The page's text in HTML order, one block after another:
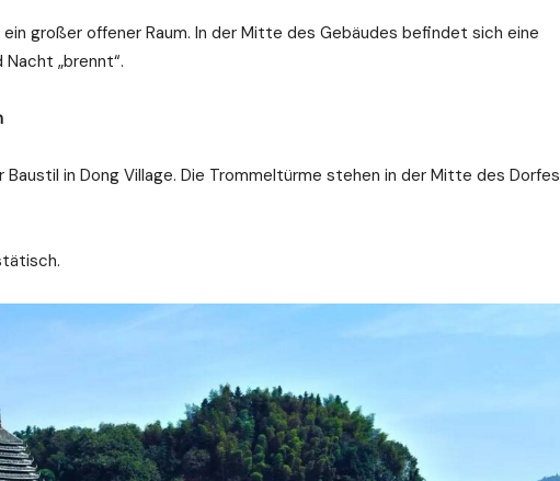
großer offener Raum. In der Mitte des Gebäudes befindet sich eine
„brennt“.
in Dong Village. Die Trommeltürme stehen in der Mitte des Dorfes